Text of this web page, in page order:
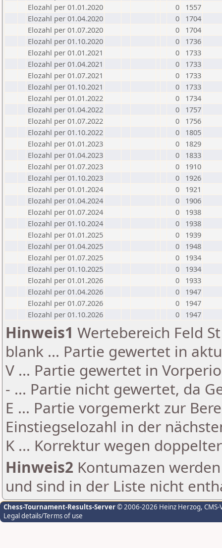
Elozahl per 01.01.2020
0
1557
Elozahl per 01.04.2020
0
1704
Elozahl per 01.07.2020
0
1704
Elozahl per 01.10.2020
0
1736
Elozahl per 01.01.2021
0
1733
Elozahl per 01.04.2021
0
1733
Elozahl per 01.07.2021
0
1733
Elozahl per 01.10.2021
0
1733
Elozahl per 01.01.2022
0
1734
Elozahl per 01.04.2022
0
1757
Elozahl per 01.07.2022
0
1756
Elozahl per 01.10.2022
0
1805
Elozahl per 01.01.2023
0
1829
Elozahl per 01.04.2023
0
1833
Elozahl per 01.07.2023
0
1910
Elozahl per 01.10.2023
0
1926
Elozahl per 01.01.2024
0
1921
Elozahl per 01.04.2024
0
1906
Elozahl per 01.07.2024
0
1938
Elozahl per 01.10.2024
0
1938
Elozahl per 01.01.2025
0
1939
Elozahl per 01.04.2025
0
1948
Elozahl per 01.07.2025
0
1934
Elozahl per 01.10.2025
0
1934
Elozahl per 01.01.2026
0
1933
Elozahl per 01.04.2026
0
1947
Elozahl per 01.07.2026
0
1947
Elozahl per 01.10.2026
0 1947
Hinweis1 Wertebereich Feld
blank ... Partie gewertet in
V ... Partie gewertet in
- ... Partie nicht gewertet, da
E ... Partie vorgemerkt zur
Einstiegselozahl in der
K ... Korrektur wegen
Hinweis2 Kontumazen
und sind in der Liste nicht
Chess-Tournament-Results-Server© 2006-2026 Heinz Herzog,
Legal details/Terms of use